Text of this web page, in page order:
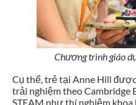
Chương trình giáo
Cụ thể, trẻ tại Anne Hill
trải nghiệm theo Cambridge
STEAM như thí nghiệm